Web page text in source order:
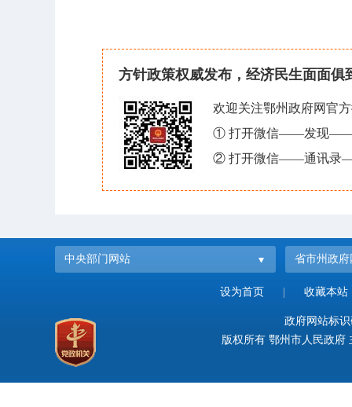
方针政策权威发布，经济民生面面俱
欢迎关注鄂州政府网官
① 打开微信——发现——
② 打开微信——通讯录
中央部门网站 省市州政府
设为首页 收藏本站
政府网站标
版权所有 鄂州市人民政府